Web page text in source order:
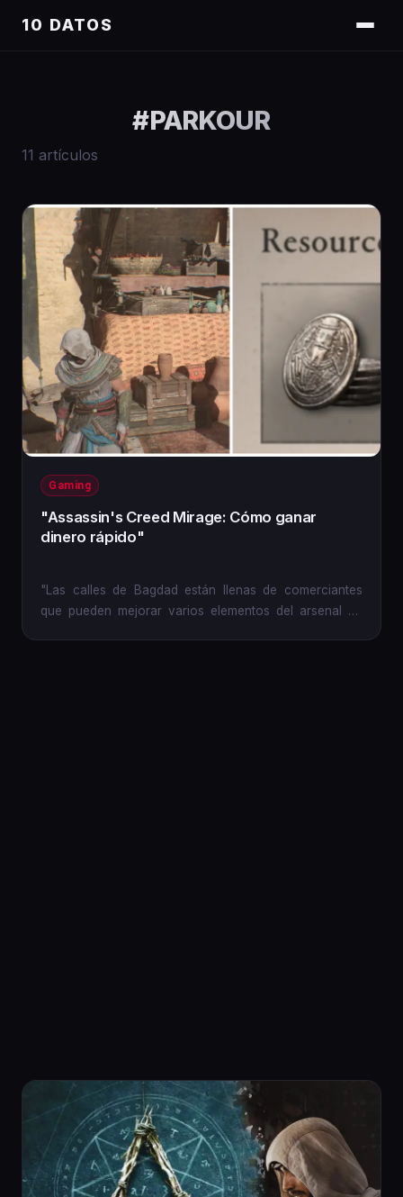
10 DATOS
#PARKOUR
11 artículos
Gaming
"Assassin's Creed Mirage: Cómo ganar
dinero rápido"
"Las calles de Bagdad están llenas de comerciantes
que pueden mejorar varios elementos del arsenal de